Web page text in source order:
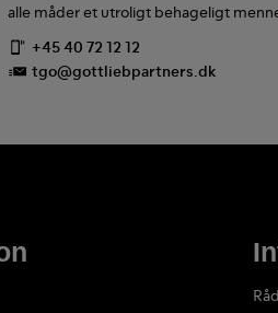
alle måder et utroligt behageligt
+45 40 72 12 12
tgo@gottliebpartners.dk